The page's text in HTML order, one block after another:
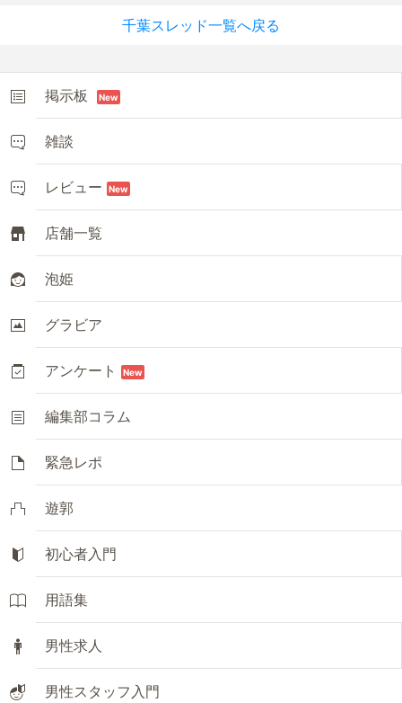
千葉スレッド一覧へ戻る
掲示板 New
雑談
レビュー New
店舗一覧
泡姫
グラビア
アンケート New
編集部コラム
緊急レポ
遊郭
初心者入門
用語集
男性求人
男性スタッフ入門